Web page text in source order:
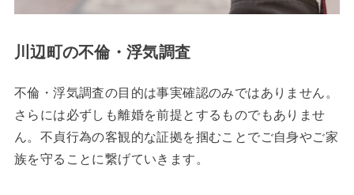
川辺町の不倫・浮気調査
不倫・浮気調査の目的は事実確認のみではありません。
さらには必ずしも離婚を前提とするものでもありませ
ん。不貞行為の客観的な証拠を掴むことでご自身やご家
族を守ることに繋げていきます。